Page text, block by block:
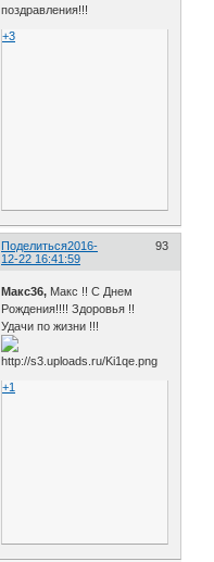
поздравления!!!
+3
Поделиться 93
2016-
12-22 16:41:59
Макс36, Макс !! С Днем
Рождения!!!! Здоровья !!
Удачи по жизни !!!
+1